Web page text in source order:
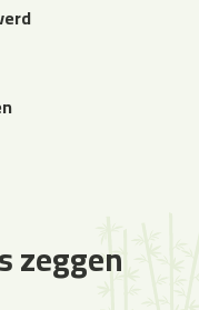
zeggen
en inspirerende tips.